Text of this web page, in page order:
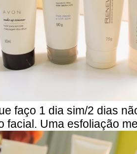
faço 1 dia sim/2 dias
facial. Uma esfoliação